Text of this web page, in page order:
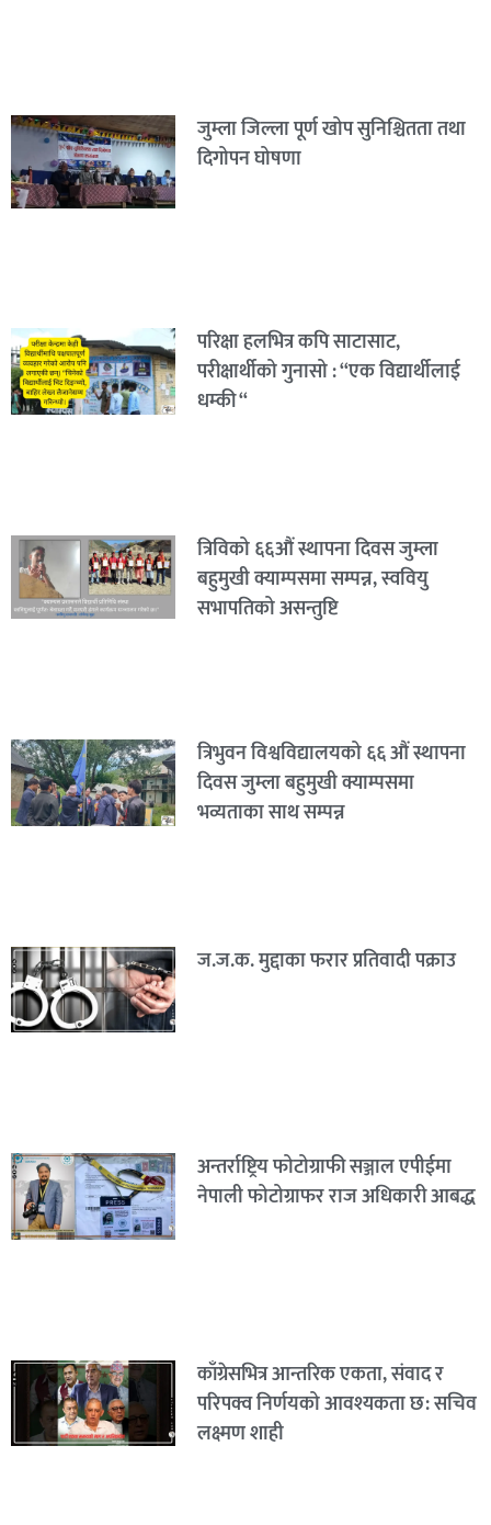
जुम्ला जिल्ला पूर्ण खोप सुनिश्चितता तथा
दिगोपन घोषणा
परिक्षा हलभित्र कपि साटासाट,
परीक्षार्थीको गुनासो : “एक विद्यार्थीलाई
धम्की “
त्रिविको ६६औं स्थापना दिवस जुम्ला
बहुमुखी क्याम्पसमा सम्पन्न, स्ववियु
सभापतिको असन्तुष्टि
त्रिभुवन विश्वविद्यालयको ६६ औं स्थापना
दिवस जुम्ला बहुमुखी क्याम्पसमा
भव्यताका साथ सम्पन्न
ज.ज.क. मुद्दाका फरार प्रतिवादी पक्राउ
अन्तर्राष्ट्रिय फोटोग्राफी सञ्जाल एपीईमा
नेपाली फोटोग्राफर राज अधिकारी आबद्ध
काँग्रेसभित्र आन्तरिक एकता, संवाद र
परिपक्व निर्णयको आवश्यकता छ: सचिव
लक्ष्मण शाही